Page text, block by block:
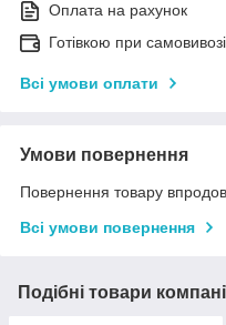
Оплата на рахунок
Готівкою при
Всі умови оплати
Умови повернення
Повернення товару
Всі умови повернення
Подібні товари